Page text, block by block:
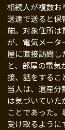
相続人が複数お
送達で送ると保
施。対象住所は
が、電気メータ
屋に直接訪問し
と、部屋の電
接、話をするこ
当人は、遺産分
は気づいてい
ことであった
受け取るように